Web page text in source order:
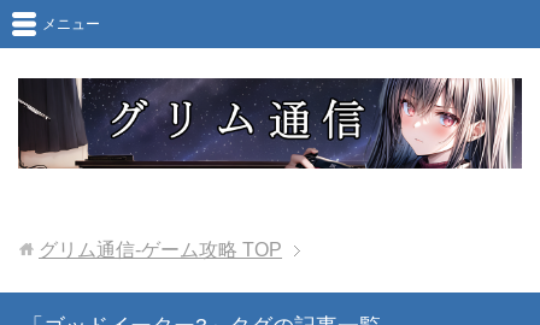
メニュー
グリム通信-ゲーム攻略 TOP